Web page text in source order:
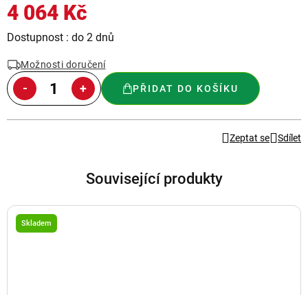
4 064 Kč
Měrná
Dostupnost : do 2 dnů
Možnosti doručení
PŘIDAT DO KOŠÍKU
Zeptat se Sdílet
Související produkty
Skladem